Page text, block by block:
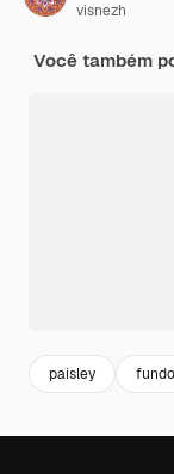
visnezh
Você também
paisley